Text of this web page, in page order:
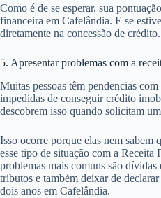
Como é de se esperar, sua
financeira em Cafelândia. E se
diretamente na concessão de crédito.
5. Apresentar problemas com a
Muitas pessoas têm pendencias
impedidas de conseguir crédito
descobrem isso quando solicitam
Isso ocorre porque elas nem sabem
esse tipo de situação com a Receita
problemas mais comuns são
tributos e também deixar de
dois anos em Cafelândia.